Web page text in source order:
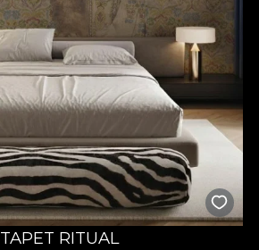
TAPET RITUAL